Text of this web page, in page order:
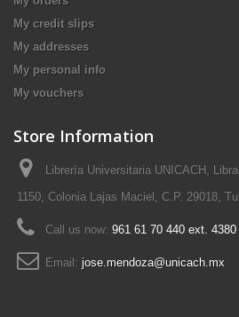
My credit slips
My addresses
My personal info
My vouchers
Store Information
Librería Universitaria UNICACH,
1150, Colonia Lajas Maciel, C.P. 29018,
Call us now: 961 61 70 440 ext. 4380
Email: jose.mendoza@unicach.mx